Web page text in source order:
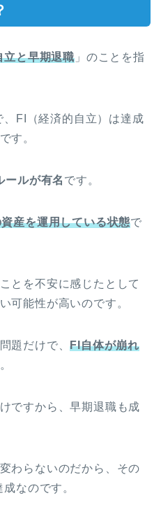
立と早期退職 」のことを指
FI（経済的自立）は達成
す。
ールが有名 です。
産を運用している状態で
とを不安に感じたとして
可能性が高いのです。
題だけで、FI自体が崩れ
ですから、早期退職も成
わらないのだから、その
なのです。